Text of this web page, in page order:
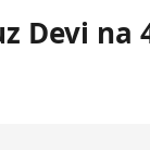
Devi na